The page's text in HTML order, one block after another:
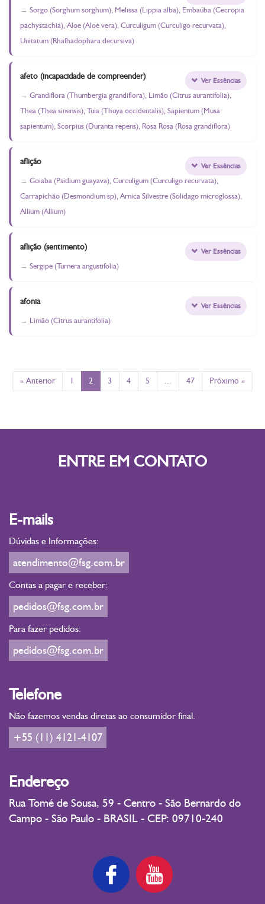
Sorgo (Sorghum sorghum), Melissa (Lippia alba), Embaúba (Cecropia
pachystachia), Aloe (Aloe vera), Curculigum (Curculigo recurvata),
Unitatum (Rhafhadophara decursiva)
afeto (incapacidade de compreender)
Grandiflora (Thumbergia grandiflora), Limão (Citrus aurantifolia),
Thea (Thea sinensis), Tuia (Thuya occidentalis), Sapientum (Musa
sapientum), Scorpius (Duranta repens), Rosa Rosa (Rosa grandiflora)
Ver Essências
aflição
Goiaba (Psidium guayava), Curculigum (Curculigo recurvata),
Carrapichão (Desmondium sp), Arnica Silvestre (Solidago microglossa),
Allium (Allium)
Ver Essências
aflição (sentimento)
Sergipe (Turnera angustifolia)
Ver Essências
afonia
Limão (Citrus aurantifolia)
Ver Essências
« Anterior 1 2 3 4 5 ... 47 Próximo »
ENTRE EM CONTATO
E-mails
Dúvidas e Informações:
atendimento@fsg.com.br
Contas a pagar e receber:
pedidos@fsg.com.br
Para fazer pedidos:
pedidos@fsg.com.br
Telefone
Não fazemos vendas diretas ao consumidor final.
+55 (11) 4121-4107
Endereço
Rua Tomé de Sousa, 59 - Centro - São Bernardo do
Campo - São Paulo - BRASIL - CEP: 09710-240